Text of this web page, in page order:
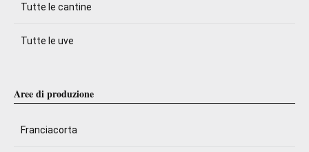
Tutte le cantine
Tutte le uve
Aree di produzione
Franciacorta